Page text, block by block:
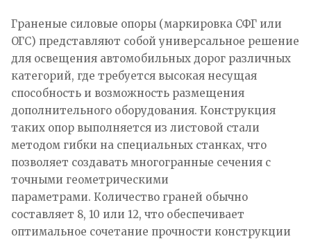
Граненые силовые опоры (маркировка СФГ или
ОГС) представляют собой универсальное решение
для освещения автомобильных дорог различных
категорий, где требуется высокая несущая
способность и возможность размещения
дополнительного оборудования. Конструкция
таких опор выполняется из листовой стали
методом гибки на специальных станках, что
позволяет создавать многогранные сечения с
точными геометрическими
параметрами. Количество граней обычно
составляет 8, 10 или 12, что обеспечивает
оптимальное сочетание прочности конструкции